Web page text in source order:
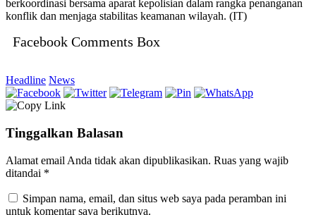
berkoordinasi bersama aparat kepolisian dalam rangka penanganan
konflik dan menjaga stabilitas keamanan wilayah. (IT)
Facebook Comments Box
Headline News
Tinggalkan Balasan
Alamat email Anda tidak akan dipublikasikan. Ruas yang wajib
ditandai *
Simpan nama, email, dan situs web saya pada peramban ini
untuk komentar saya berikutnya.